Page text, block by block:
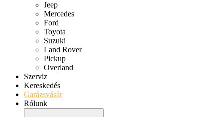
Jeep
Mercedes
Ford
Toyota
Suzuki
Land Rover
Pickup
Overland
Szerviz
Kereskedés
Garázsvásár
Rólunk